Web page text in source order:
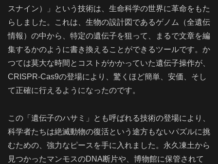
スナイン）」という技術は、生命科学の世界に革命をもた
らしました。これは、生物の設計図であるゲノム（全遺伝
情報）の中から、特定の遺伝子を狙って、まるで文章を編
集するかのように書き換えることができるツールです。か
つては莫大な時間とコストがかかっていた遺伝子操作が、
CRISPR-Cas9の登場により、驚くほど簡単、安価、そし
て正確に行えるようになったのです。
この「遺伝子のハサミ」とも呼ばれる技術の登場により、
科学者たちは絶滅動物の復活という途方もないパズルに挑
むための、強力なピースを手に入れました。永久凍土から
見つかったマンモスのDNA断片や、博物館に保管されて